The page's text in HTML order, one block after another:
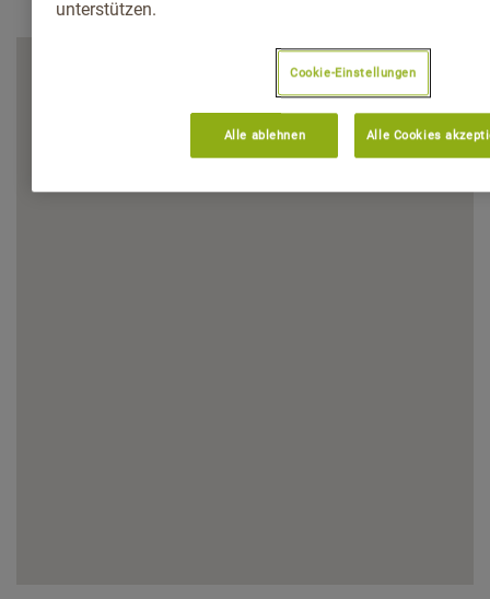
unterstützen.
Cookie-Einstellungen
Alle ablehnen Alle Cookies